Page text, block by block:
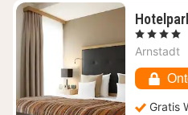
, 4 Sterren
Arnstadt
Gratis